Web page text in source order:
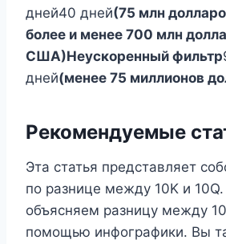
дней40 дней(75 млн
более и менее 700 млн
США)Неускоренный фильтр
дней(менее 75 миллионов
Рекомендуемые
Эта статья представляет
по разнице между 10K и
объясняем разницу между
помощью инфографики. Вы